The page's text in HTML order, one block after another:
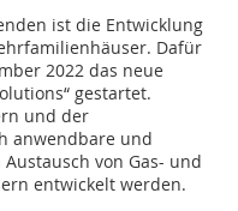
ist die Entwicklung
Dafür
2022 das neue
gestartet.
und der
anwendbare und
von Gas- und
entwickelt werden.